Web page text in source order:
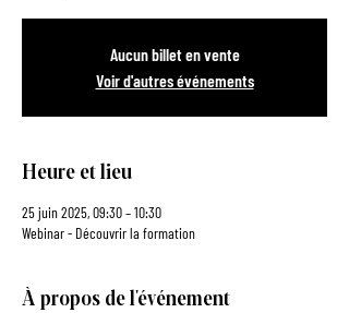
Aucun billet en vente
Voir d'autres événements
Heure et lieu
25 juin 2025, 09:30 – 10:30
Webinar - Découvrir la formation
À propos de l'événement